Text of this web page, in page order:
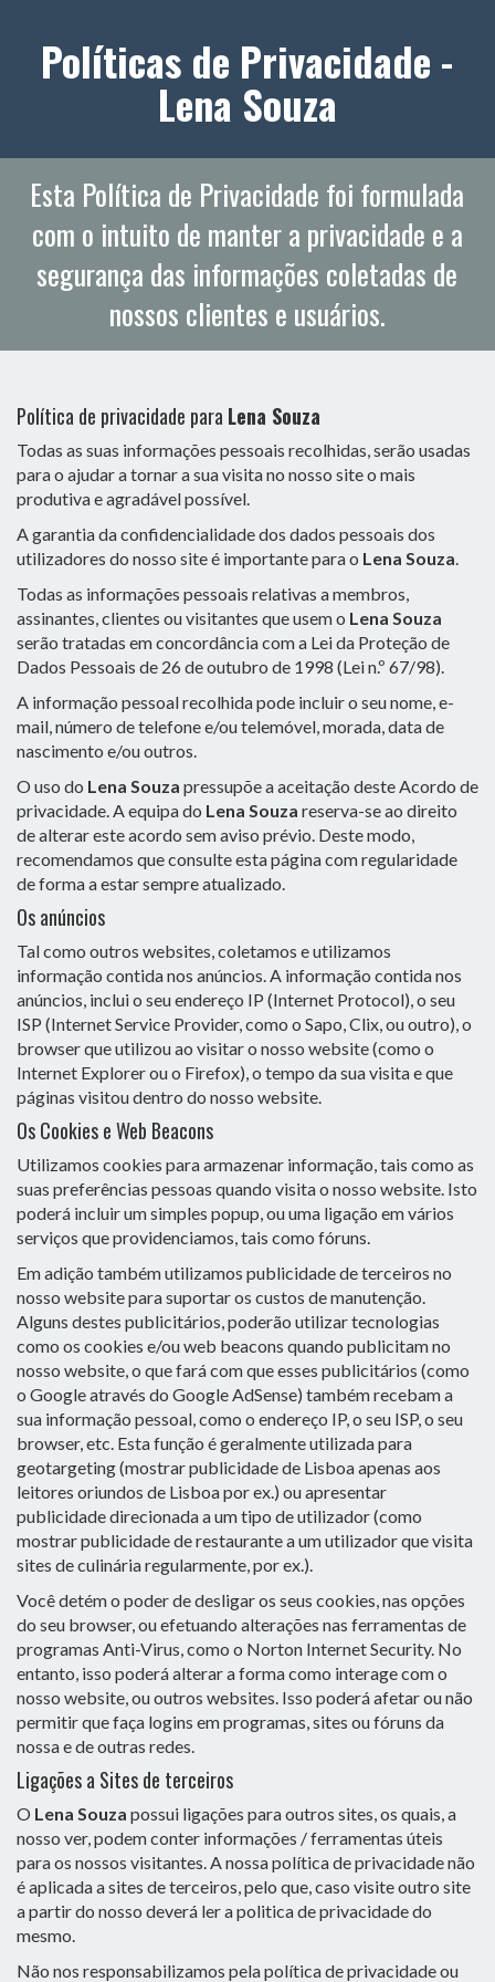
Políticas de Privacidade -
Lena Souza
Esta Política de Privacidade foi formulada
com o intuito de manter a privacidade e a
segurança das informações coletadas de
nossos clientes e usuários.
Política de privacidade para Lena Souza
Todas as suas informações pessoais recolhidas, serão usadas
para o ajudar a tornar a sua visita no nosso site o mais
produtiva e agradável possível.
A garantia da confidencialidade dos dados pessoais dos
utilizadores do nosso site é importante para o Lena Souza.
Todas as informações pessoais relativas a membros,
assinantes, clientes ou visitantes que usem o Lena Souza
serão tratadas em concordância com a Lei da Proteção de
Dados Pessoais de 26 de outubro de 1998 (Lei n.º 67/98).
A informação pessoal recolhida pode incluir o seu nome, e-
mail, número de telefone e/ou telemóvel, morada, data de
nascimento e/ou outros.
O uso do Lena Souza pressupõe a aceitação deste Acordo de
privacidade. A equipa do Lena Souza reserva-se ao direito
de alterar este acordo sem aviso prévio. Deste modo,
recomendamos que consulte esta página com regularidade
de forma a estar sempre atualizado.
Os anúncios
Tal como outros websites, coletamos e utilizamos
informação contida nos anúncios. A informação contida nos
anúncios, inclui o seu endereço IP (Internet Protocol), o seu
ISP (Internet Service Provider, como o Sapo, Clix, ou outro), o
browser que utilizou ao visitar o nosso website (como o
Internet Explorer ou o Firefox), o tempo da sua visita e que
páginas visitou dentro do nosso website.
Os Cookies e Web Beacons
Utilizamos cookies para armazenar informação, tais como as
suas preferências pessoas quando visita o nosso website. Isto
poderá incluir um simples popup, ou uma ligação em vários
serviços que providenciamos, tais como fóruns.
Em adição também utilizamos publicidade de terceiros no
nosso website para suportar os custos de manutenção.
Alguns destes publicitários, poderão utilizar tecnologias
como os cookies e/ou web beacons quando publicitam no
nosso website, o que fará com que esses publicitários (como
o Google através do Google AdSense) também recebam a
sua informação pessoal, como o endereço IP, o seu ISP, o seu
browser, etc. Esta função é geralmente utilizada para
geotargeting (mostrar publicidade de Lisboa apenas aos
leitores oriundos de Lisboa por ex.) ou apresentar
publicidade direcionada a um tipo de utilizador (como
mostrar publicidade de restaurante a um utilizador que visita
sites de culinária regularmente, por ex.).
Você detém o poder de desligar os seus cookies, nas opções
do seu browser, ou efetuando alterações nas ferramentas de
programas Anti-Virus, como o Norton Internet Security. No
entanto, isso poderá alterar a forma como interage com o
nosso website, ou outros websites. Isso poderá afetar ou não
permitir que faça logins em programas, sites ou fóruns da
nossa e de outras redes.
Ligações a Sites de terceiros
O Lena Souza possui ligações para outros sites, os quais, a
nosso ver, podem conter informações / ferramentas úteis
para os nossos visitantes. A nossa política de privacidade não
é aplicada a sites de terceiros, pelo que, caso visite outro site
a partir do nosso deverá ler a politica de privacidade do
mesmo.
Não nos responsabilizamos pela política de privacidade ou